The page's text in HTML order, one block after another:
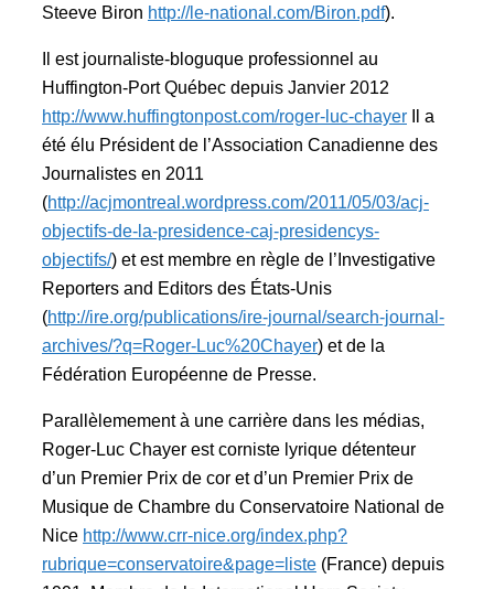
Steeve Biron http://le-national.com/Biron.pdf).
Il est journaliste-bloguque professionnel au
Huffington-Port Québec depuis Janvier 2012
http://www.huffingtonpost.com/roger-luc-chayer Il a
été élu Président de l’Association Canadienne des
Journalistes en 2011
(http://acjmontreal.wordpress.com/2011/05/03/acj-
objectifs-de-la-presidence-caj-presidencys-
objectifs/) et est membre en règle de l’Investigative
Reporters and Editors des États-Unis
(http://ire.org/publications/ire-journal/search-journal-
archives/?q=Roger-Luc%20Chayer) et de la
Fédération Européenne de Presse.
Parallèlemement à une carrière dans les médias,
Roger-Luc Chayer est corniste lyrique détenteur
d’un Premier Prix de cor et d’un Premier Prix de
Musique de Chambre du Conservatoire National de
Nice http://www.crr-nice.org/index.php?
rubrique=conservatoire&page=liste (France) depuis